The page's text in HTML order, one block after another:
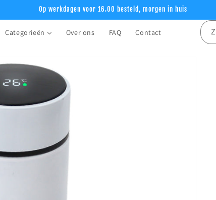
Op werkdagen voor 16.00 besteld, morgen in huis
Categorieën Over ons FAQ Contact